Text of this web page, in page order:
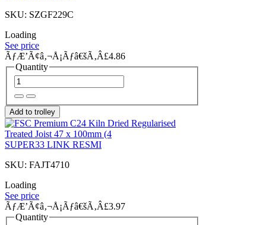
SKU: SZGF229C
Loading
See price
ÃƒÆ’Ã¢â‚¬Å¡Ãƒâ€šÃ‚Â£4.86
Quantity
Add to trolley
SUPER33 LINK RESMI
SKU: FAJT4710
Loading
See price
ÃƒÆ’Ã¢â‚¬Å¡Ãƒâ€šÃ‚Â£3.97
Quantity